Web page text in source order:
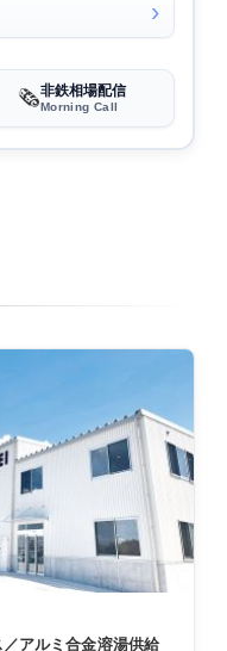
🗞️非鉄相場配信
Morning Call
アルミ合金溶湯供給